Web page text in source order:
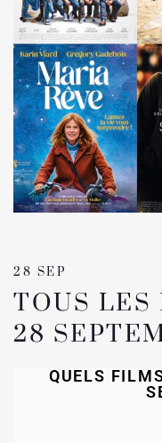
28 SEP
TOUS LES
28
QUELS